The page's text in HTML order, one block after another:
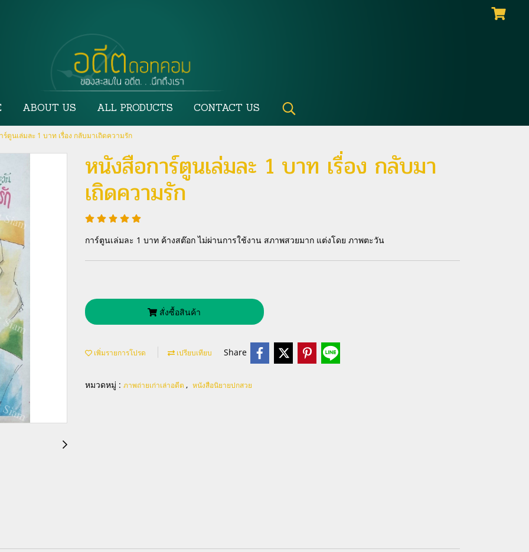
ABOUT US ALL PRODUCTS CONTACT US
ร์ตูนเล่มละ 1 บาท เรื่อง กลับมาเถิดความรัก
หนังสือการ์ตูนเล่มละ 1 บาท เรื่อง กลับมา
เถิดความรัก
การ์ตูนเล่มละ 1 บาท ค้างสต๊อก ไม่ผ่านการใช้งาน สภาพสวยมาก แต่งโดย ภาพตะวัน
สั่งซื้อสินค้า
เพิ่มรายการโปรด เปรียบเทียบ Share
หมวดหมู่ : ภาพถ่ายเก่าเล่าอดีต , หนังสือนิยายปกสวย